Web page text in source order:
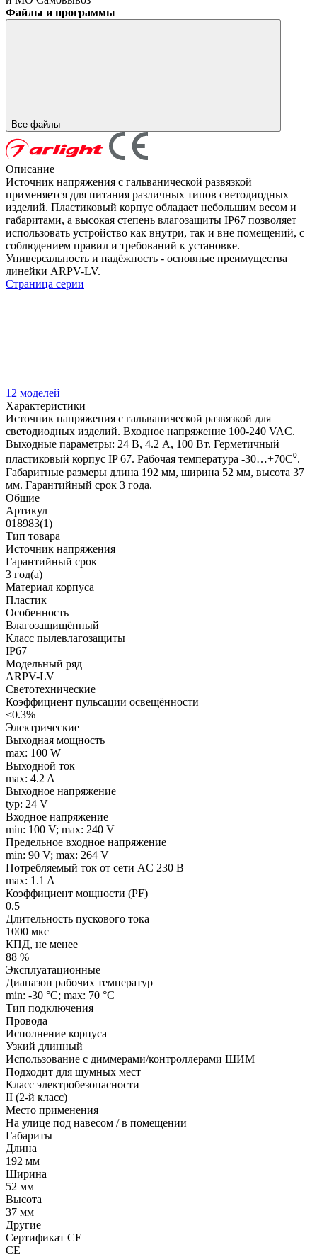
Файлы и программы
Все файлы
Описание
Источник напряжения с гальванической развязкой
применяется для питания различных типов светодиодных
изделий. Пластиковый корпус обладает небольшим весом и
габаритами, а высокая степень влагозащиты IP67 позволяет
использовать устройство как внутри, так и вне помещений, с
соблюдением правил и требований к установке.
Универсальность и надёжность - основные преимущества
линейки ARPV-LV.
Страница серии
12 моделей
Характеристики
Источник напряжения с гальванической развязкой для
светодиодных изделий. Входное напряжение 100-240 VAC.
Выходные параметры: 24 В, 4.2 А, 100 Вт. Герметичный
пластиковый корпус IP 67. Рабочая температура -30…+70C⁰.
Габаритные размеры длина 192 мм, ширина 52 мм, высота 37
мм. Гарантийный срок 3 года.
Общие
Артикул
018983(1)
Тип товара
Источник напряжения
Гарантийный срок
3 год(а)
Материал корпуса
Пластик
Особенность
Влагозащищённый
Класс пылевлагозащиты
IP67
Модельный ряд
ARPV-LV
Светотехнические
Коэффициент пульсации освещённости
<0.3%
Электрические
Выходная мощность
max: 100 W
Выходной ток
max: 4.2 A
Выходное напряжение
typ: 24 V
Входное напряжение
min: 100 V; max: 240 V
Предельное входное напряжение
min: 90 V; max: 264 V
Потребляемый ток от сети AC 230 В
max: 1.1 A
Коэффициент мощности (PF)
0.5
Длительность пускового тока
1000 мкс
КПД, не менее
88 %
Эксплуатационные
Диапазон рабочих температур
min: -30 °C; max: 70 °C
Тип подключения
Провода
Исполнение корпуса
Узкий длинный
Использование с диммерами/контроллерами ШИМ
Подходит для шумных мест
Класс электробезопасности
II (2-й класс)
Место применения
На улице под навесом / в помещении
Габариты
Длина
192 мм
Ширина
52 мм
Высота
37 мм
Другие
Сертификат CE
СЕ